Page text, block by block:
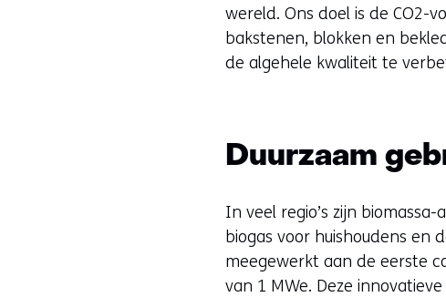
wereld. Ons doel is de CO2-
bakstenen, blokken en
de algehele kwaliteit te
Duurzaam
In veel regio’s zijn
biogas voor huishoudens en
meegewerkt aan de eerste
van 1 MWe. Deze